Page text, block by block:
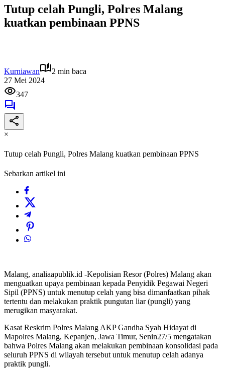
Tutup celah Pungli, Polres Malang
kuatkan pembinaan PPNS
Kurniawan
2 min baca
27 Mei 2024
347
×
Tutup celah Pungli, Polres Malang kuatkan pembinaan PPNS
Sebarkan artikel ini
Malang, analiaapublik.id -Kepolisian Resor (Polres) Malang akan
menguatkan upaya pembinaan kepada Penyidik Pegawai Negeri
Sipil (PPNS) untuk menutup celah yang bisa dimanfaatkan pihak
tertentu dan melakukan praktik pungutan liar (pungli) yang
merugikan masyarakat.
Kasat Reskrim Polres Malang AKP Gandha Syah Hidayat di
Mapolres Malang, Kepanjen, Jawa Timur, Senin27/5 mengatakan
bahwa Polres Malang akan melakukan pembinaan konsolidasi pada
seluruh PPNS di wilayah tersebut untuk menutup celah adanya
praktik pungli.